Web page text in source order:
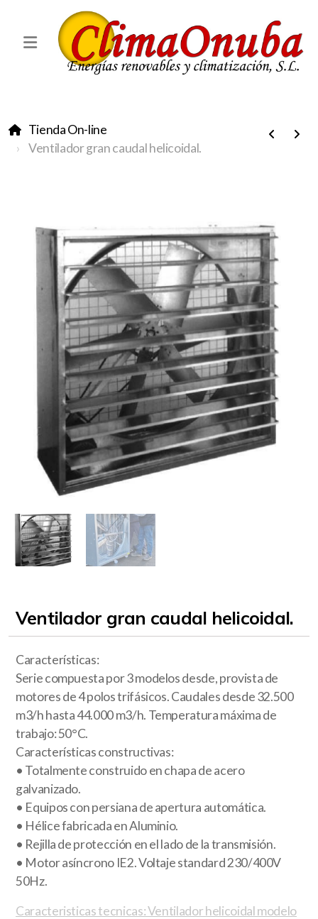
Tienda On-line
Ventilador gran caudal helicoidal.
Ventilador gran caudal helicoidal.
Características:
Serie compuesta por 3 modelos desde, provista de
motores de 4 polos trifásicos. Caudales desde 32.500
m3/h hasta 44.000 m3/h. Temperatura máxima de
trabajo: 50°C.
Características constructivas:
• Totalmente construido en chapa de acero
galvanizado.
• Equipos con persiana de apertura automática.
• Hélice fabricada en Aluminio.
• Rejilla de protección en el lado de la transmisión.
• Motor asíncrono IE2. Voltaje standard 230/400V
50Hz.
Caracteristicas tecnicas: Ventilador helicoidal modelo